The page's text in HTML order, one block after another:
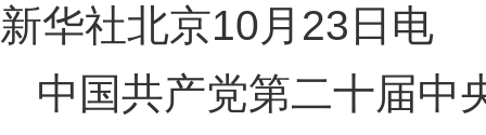
新华社北京10月23日电
中国共产党第二十届中